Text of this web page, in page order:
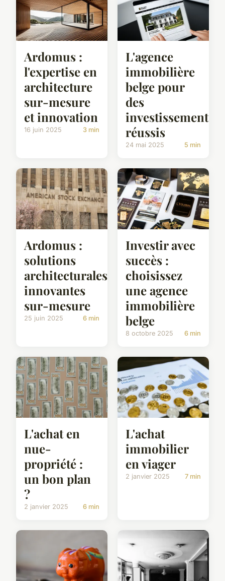
Ardomus :
l'expertise en
architecture
sur-mesure
et innovation
16 juin 2025 3 min
L'agence
immobilière
belge pour
des
investissements
réussis
24 mai 2025 5 min
Ardomus :
solutions
architecturales
innovantes
sur-mesure
25 juin 2025 6 min
Investir avec
succès :
choisissez
une agence
immobilière
belge
8 octobre 2025 6 min
L'achat en
nue-
propriété :
un bon plan
?
2 janvier 2025 6 min
L'achat
immobilier
en viager
2 janvier 2025 7 min